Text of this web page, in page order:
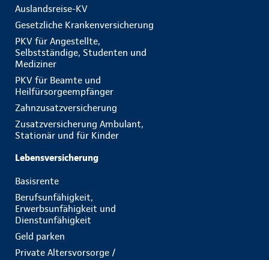
Auslandsreise-KV
Gesetzliche Krankenversicherung
PKV für Angestellte,
Selbstständige, Studenten und
Mediziner
PKV für Beamte und
Heilfürsorgeempfänger
Zahnzusatzversicherung
Zusatzversicherung Ambulant,
Stationär und für Kinder
Lebensversicherung
Basisrente
Berufsunfähigkeit,
Erwerbsunfähigkeit und
Dienstunfähigkeit
Geld parken
Private Altersvorsorge /